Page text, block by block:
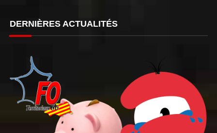
DERNIÈRES ACTUALITÉS